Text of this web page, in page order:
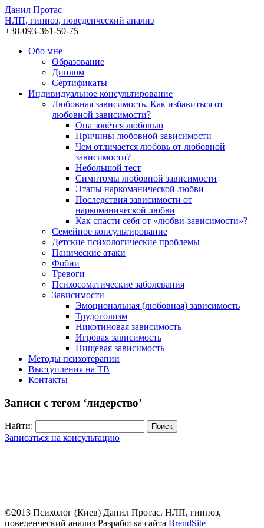
Данил Протас
НЛП, гипноз, поведенческий анализ
+38-093-361-50-75
Обо мне
Образование
Диплом
Сертификаты
Индивидуальное консультирование
Любовная зависимость. Как избавиться от
любовной зависимости?
Она зовётся любовью
Причины любовной зависимости
Чем отличается любовь от любовной
зависимости?
Небольшой тест
Симптомы любовной зависимости
Этапы наркоманической любви
Последствия зависимости от
наркоманической любви
Как спасти себя от «любви-зависимости»?
Семейное консультирование
Детские психологические проблемы
Панические атаки
Фобии
Тревоги
Психосоматические заболевания
Зависимости
Эмоциональная (любовная) зависимость
Трудоголизм
Никотиновая зависимость
Игровая зависимость
Пищевая зависимость
Методы психотерапии
Выступления на ТВ
Контакты
Записи с тегом ‘лидерство’
Найти:
Записаться на консультацию
©2013 Психолог (Киев) Данил Протас. НЛП, гипноз,
поведенческий анализ Разработка сайта BrendSite